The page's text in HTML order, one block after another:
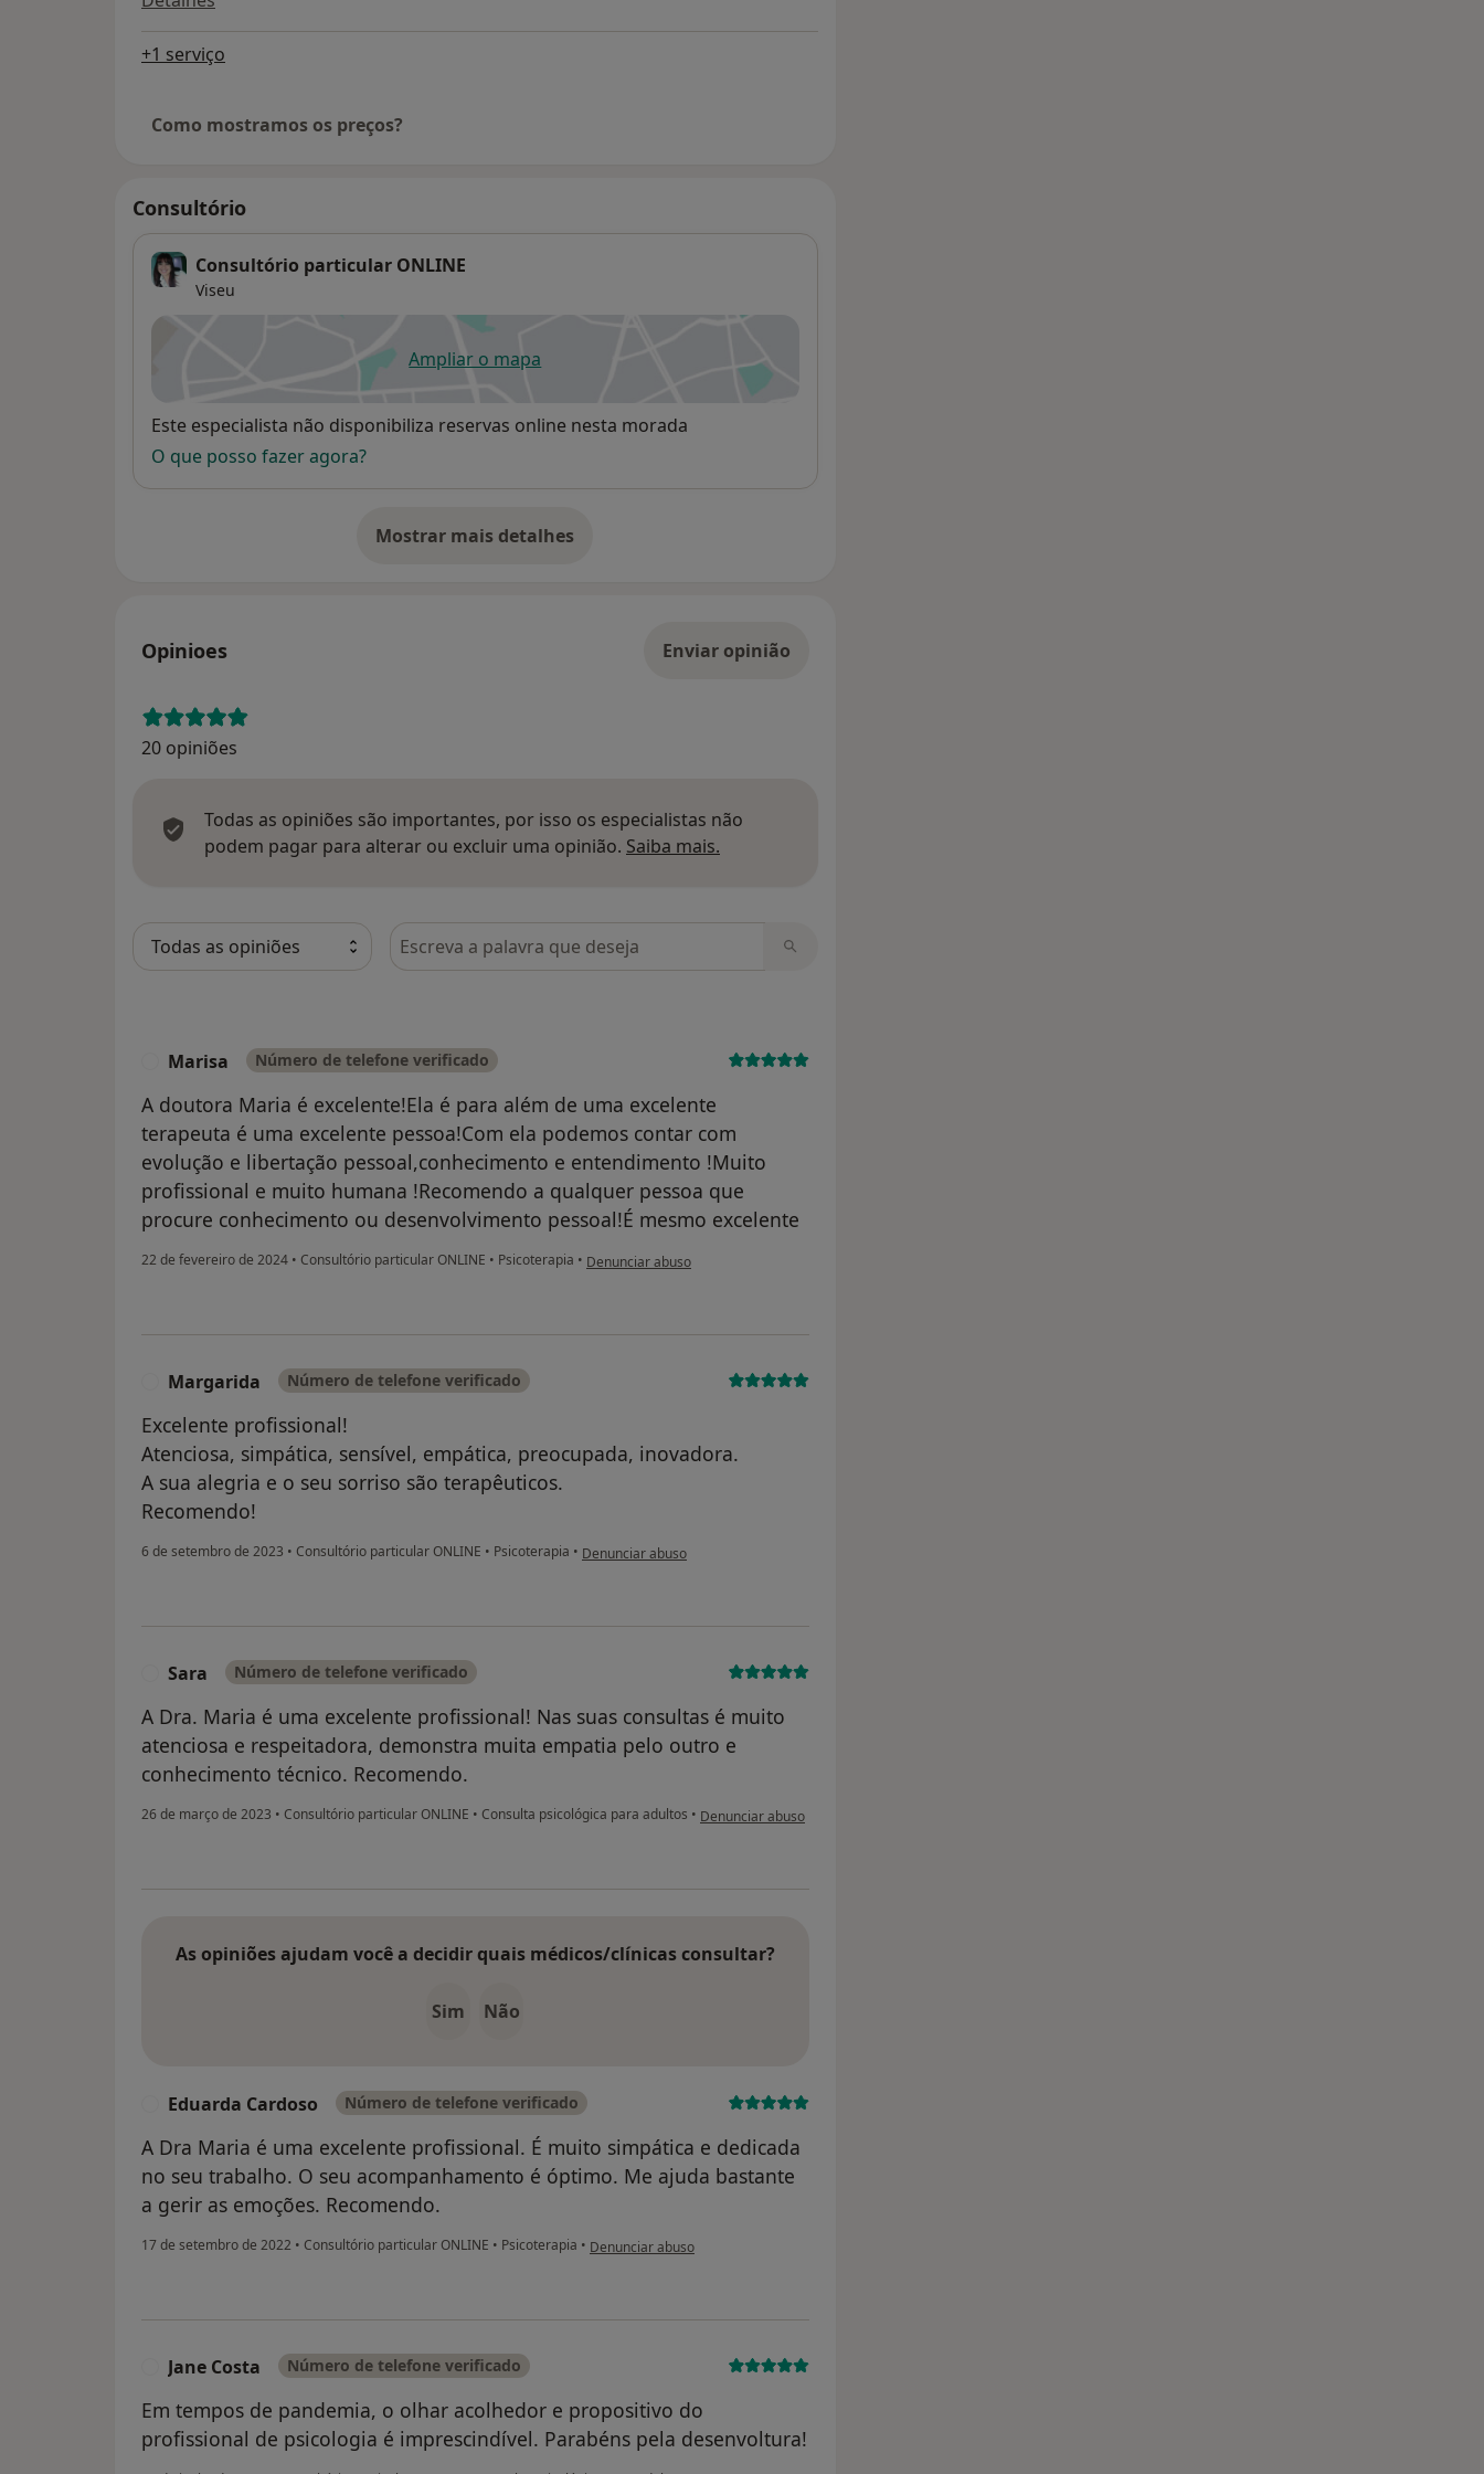
+1 serviço
Como mostramos os preços?
Consultório
Consultório particular ONLINE
Viseu
Ampliar o mapaabre num novo separador
Disponibilidade
Este especialista não disponibiliza reservas online nesta morada
O que posso fazer agora?
Mostrar mais detalhes
sobre o endereço
Opinioes Enviar opinião
20 opiniões
Todas as opiniões são importantes, por isso os especialistas não
podem pagar para alterar ou excluir uma opinião. Saiba mais.
Pesquisar em opiniões
Marisa Número de telefone verificado
A doutora Maria é excelente!Ela é para além de uma excelente
terapeuta é uma excelente pessoa!Com ela podemos contar com
evolução e libertação pessoal,conhecimento e entendimento !Muito
profissional e muito humana !Recomendo a qualquer pessoa que
procure conhecimento ou desenvolvimento pessoal!É mesmo excelente
22 de fevereiro de 2024 • Consultório particular ONLINE • Psicoterapia • na opinião do utilizador Marisa
Denunciar abuso
Margarida Número de telefone verificado
Excelente profissional!
Atenciosa, simpática, sensível, empática, preocupada, inovadora.
A sua alegria e o seu sorriso são terapêuticos.
Recomendo!
6 de setembro de 2023 • Consultório particular ONLINE • Psicoterapia • na opinião do utilizador Margarida
Denunciar abuso
Sara Número de telefone verificado
A Dra. Maria é uma excelente profissional! Nas suas consultas é muito
atenciosa e respeitadora, demonstra muita empatia pelo outro e
conhecimento técnico. Recomendo.
26 de março de 2023 • Consultório particular ONLINE • Consulta psicológica para adultos • na opinião do utilizador Sara
Denunciar abuso
As opiniões ajudam você a decidir quais médicos/clínicas consultar?
Sim Não
Eduarda Cardoso Número de telefone verificado
A Dra Maria é uma excelente profissional. É muito simpática e dedicada
no seu trabalho. O seu acompanhamento é óptimo. Me ajuda bastante
a gerir as emoções. Recomendo.
17 de setembro de 2022 • Consultório particular ONLINE • Psicoterapia • na opinião do utilizador Eduarda Cardoso
Denunciar abuso
Jane Costa Número de telefone verificado
Em tempos de pandemia, o olhar acolhedor e propositivo do
profissional de psicologia é imprescindível. Parabéns pela desenvoltura!